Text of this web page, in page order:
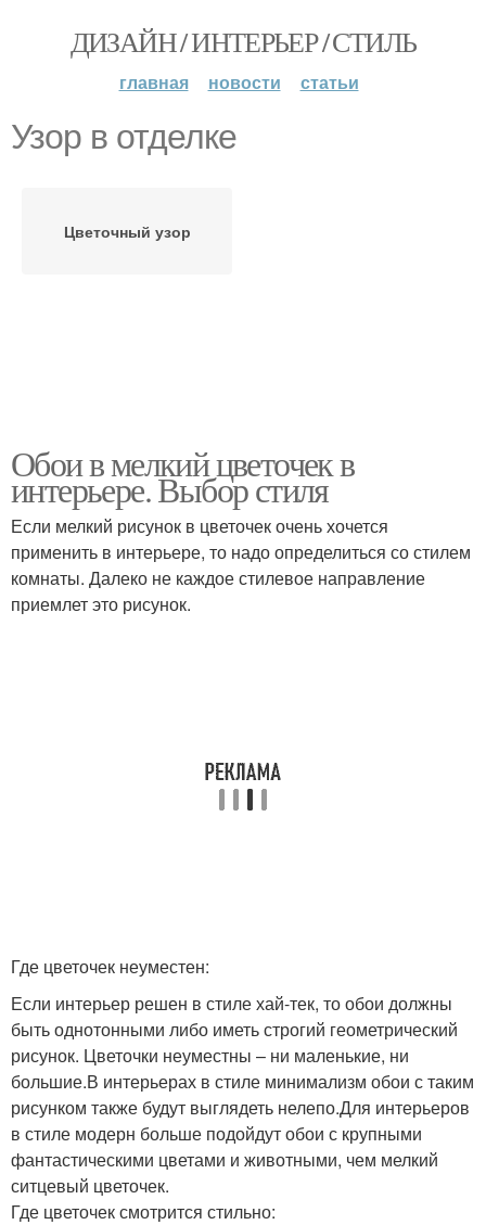
ДИЗАЙН / ИНТЕРЬЕР / СТИЛЬ
главная новости статьи
Узор в отделке
Цветочный узор
Обои в мелкий цветочек в
интерьере. Выбор стиля
Если мелкий рисунок в цветочек очень хочется
применить в интерьере, то надо определиться со стилем
комнаты. Далеко не каждое стилевое направление
приемлет это рисунок.
Где цветочек неуместен:
Если интерьер решен в стиле хай-тек, то обои должны
быть однотонными либо иметь строгий геометрический
рисунок. Цветочки неуместны – ни маленькие, ни
большие.В интерьерах в стиле минимализм обои с таким
рисунком также будут выглядеть нелепо.Для интерьеров
в стиле модерн больше подойдут обои с крупными
фантастическими цветами и животными, чем мелкий
ситцевый цветочек.
Где цветочек смотрится стильно: